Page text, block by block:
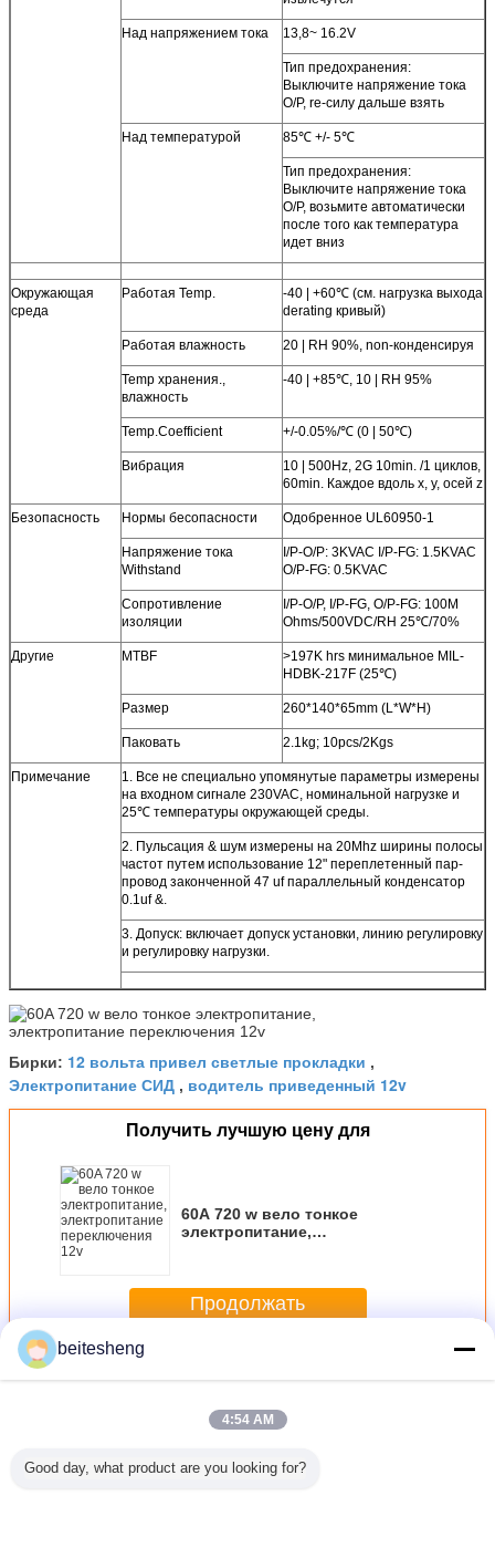
Над напряжением тока 13,8~ 16.2V
Тип предохранения:
Выключите напряжение тока
O/P, re-силу дальше взять
Над температурой 85℃ +/- 5℃
Тип предохранения:
Выключите напряжение тока
O/P, возьмите автоматически
после того как температура
идет вниз
Окружающая
среда
Работая Temp.
-40 | +60℃ (см. нагрузка выхода
derating кривый)
Работая влажность 20 | RH 90%, non-конденсируя
Temp хранения.,
влажность
-40 | +85℃, 10 | RH 95%
Temp.Coefficient +/-0.05%/℃ (0 | 50℃)
Вибрация
10 | 500Hz, 2G 10min. /1 циклов,
60min. Каждое вдоль x, y, осей z
Безопасность Нормы бесопасности Одобренное UL60950-1
Напряжение тока
Withstand
I/P-O/P: 3KVAC I/P-FG: 1.5KVAC
O/P-FG: 0.5KVAC
Сопротивление
изоляции
I/P-O/P, I/P-FG, O/P-FG: 100M
Ohms/500VDC/RH 25℃/70%
Другие MTBF
>197K hrs минимальное MIL-
HDBK-217F (25℃)
Размер 260*140*65mm (L*W*H)
Паковать 2.1kg; 10pcs/2Kgs
Примечание
1. Все не специально упомянутые параметры измерены
на входном сигнале 230VAC, номинальной нагрузке и
25℃ температуры окружающей среды.
2. Пульсация & шум измерены на 20Mhz ширины полосы
частот путем использование 12" переплетенный пар-
провод законченной 47 uf параллельный конденсатор
0.1uf &.
3. Допуск: включает допуск установки, линию регулировку
и регулировку нагрузки.
Бирки: 12 вольта привел светлые прокладки ,
Электропитание СИД , водитель приведенный 12v
Получить лучшую цену для
60A 720 w вело тонкое
электропитание,
Продолжать
Больше Электропитание СИД 12 вольтов
beitesheng
4:54 AM
Good day, what product are you looking for?